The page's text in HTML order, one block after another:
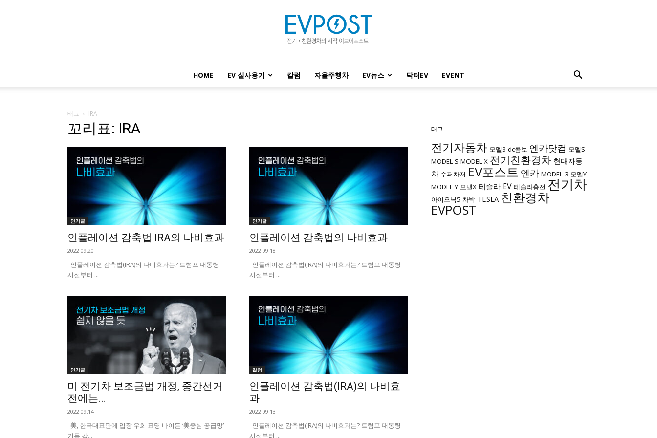
HOME EV 실사용기 칼럼 자율주행차 EV뉴스 닥터EV EVENT
태그 IRA
꼬리표: IRA
인기글
인플레이션 감축법 IRA의 나비효과
2022.09.20
인플레이션 감축법(IRA)의 나비효과는? 트럼프 대통령
시절부터 ...
인기글
인플레이션 감축법의 나비효과
2022.09.18
인플레이션 감축법(IRA)의 나비효과는? 트럼프 대통령
시절부터 ...
인기글
미 전기차 보조금법 개정, 중간선거
전에는…
2022.09.14
美, 한국대표단에 입장 우회 표명 바이든 ‘美중심 공급망’
거듭 강...
칼럼
인플레이션 감축법(IRA)의 나비효
과
2022.09.13
인플레이션 감축법(IRA)의 나비효과는? 트럼프 대통령
시절부터 ...
태그
전기자동차 모델3 dc콤보 엔카닷컴 모델S
MODEL S MODEL X 전기친환경차 현대자동
차 수퍼차저 EV포스트 엔카 MODEL 3 모델Y
MODEL Y 모델X 테슬라 EV 테슬라충전 전기차
아이오닉5 차박 TESLA 친환경차
EVPOST